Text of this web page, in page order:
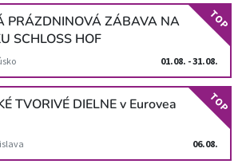
PRÁZDNINOVÁ ZÁBAVA NA
SCHLOSS HOF
01.08. - 31.08.
TOP
TVORIVÉ DIELNE v Eurovea
06.08.
TOP